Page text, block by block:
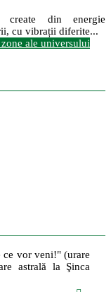
create din energie
cu vibrații diferite...
ale universului
ce vor veni!" (urare
astrală la Şinca